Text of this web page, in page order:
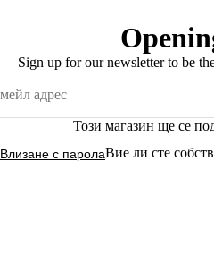
Sign up for our newsletter to be
Този магазин ще се
Влизане с паролаВие ли сте